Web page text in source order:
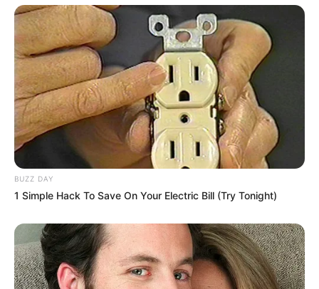
BUZZ DAY
1 Simple Hack To Save On Your Electric Bill (Try Tonight)